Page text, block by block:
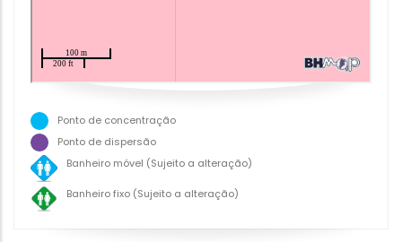
Ponto de concentração
Ponto de dispersão
Banheiro móvel (Sujeito a alteração)
Banheiro fixo (Sujeito a alteração)